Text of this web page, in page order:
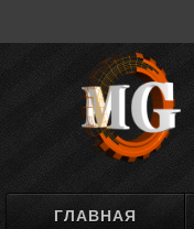
ГЛАВНАЯ